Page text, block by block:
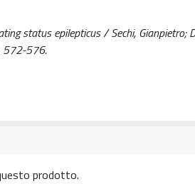
status epilepticus / Sechi, Gianpietro;
572-576.
prodotto.